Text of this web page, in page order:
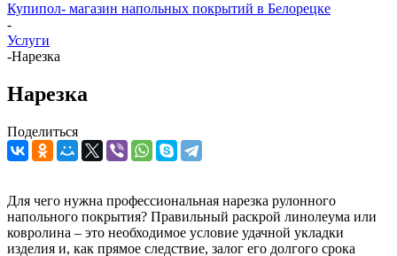
Купипол- магазин напольных покрытий в Белорецке
-
Услуги
-Нарезка
Нарезка
Поделиться
Для чего нужна профессиональная нарезка рулонного
напольного покрытия? Правильный раскрой линолеума или
ковролина – это необходимое условие удачной укладки
изделия и, как прямое следствие, залог его долгого срока